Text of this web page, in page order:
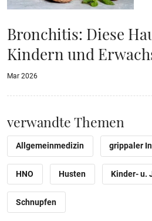
Bronchitis: Diese
Kindern und
Mar 2026
verwandte Themen
Allgemeinmedizin grippaler
HNO Husten Kinder- u.
Schnupfen